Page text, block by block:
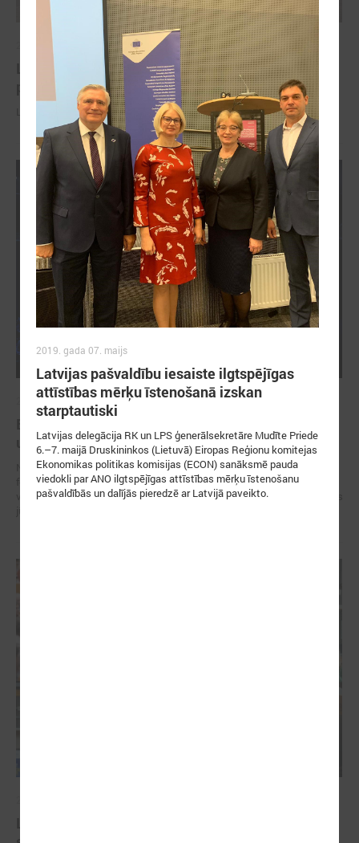
2026. gada 18. maijs
LPS Azerbaidžānā piedalās vērienīgajā Pasaules
pilsētu forumā
LPS Azerbaidžānā piedalās vērienīgajā Pasaules pilsētu forumā
2026. gada 13. maijs
Baltijas jūras reģiona noturība sākas ar
uzticēšanos, sadarbību un rīcību
No 11. līdz 13. maijam Tallinā norisinājās 17. EUSBSR ikgadējais
forums, kas pulcēja valdību un pašvaldību pārstāvjus, politikas
veidotājus, pētniekus un pilsoniskās sabiedrības līderus no visa Baltijas
2019. gada 07. maijs
Latvijas pašvaldību iesaiste ilgtspējīgas
attīstības mērķu īstenošanā izskan
starptautiski
Latvijas delegācija RK un LPS ģenerālsekretāre Mudīte Priede
6.–7. maijā Druskininkos (Lietuvā) Eiropas Reģionu komitejas
Ekonomikas politikas komisijas (ECON) sanāksmē pauda
viedokli par ANO ilgtspējīgas attīstības mērķu īstenošanu
pašvaldībās un dalījās pieredzē ar Latvijā paveikto.